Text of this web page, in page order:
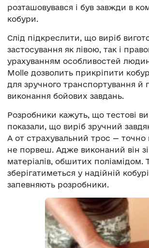
розташовувався і був завжди в
кобури.
Слід підкреслити, що виріб
застосування як лівою, так і
урахуванням особливостей
Molle дозволить прикріпити
для зручного транспортування й
виконання бойових завдань.
Розробники кажуть, що тестові
показали, що виріб зручний
А от страхувальний трос — точно
не порвеш. Адже виконаний він зі
матеріалів, обшитих поліамідом.
зберігатиметься у надійній
запевняють розробники.